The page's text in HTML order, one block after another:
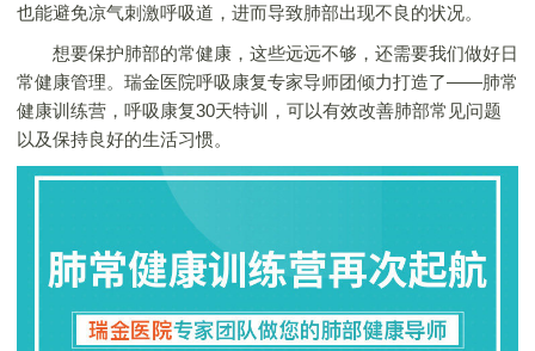
也能避免凉气刺激呼吸道，进而导致肺部出现不良的状况。
想要保护肺部的常健康，这些远远不够，还需要我们做好日
常健康管理。瑞金医院呼吸康复专家导师团倾力打造了——肺常
健康训练营，呼吸康复30天特训，可以有效改善肺部常见问题
以及保持良好的生活习惯。